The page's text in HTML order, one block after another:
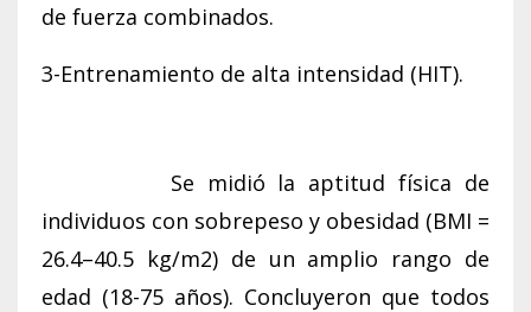
de fuerza combinados.
3-Entrenamiento de alta intensidad (HIT).
Se midió la aptitud física de
individuos con sobrepeso y obesidad (BMI =
26.4–40.5 kg/m2) de un amplio rango de
edad (18-75 años). Concluyeron que todos